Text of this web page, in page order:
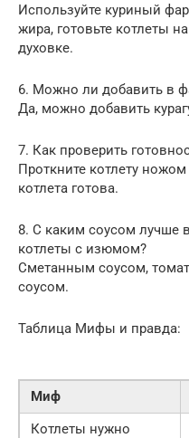
Используйте куриный
жира, готовьте котлеты
духовке.
6. Можно ли добавить в
Да, можно добавить
7. Как проверить
Проткните котлету
котлета готова.
8. С каким соусом лучше
котлеты с изюмом?
Сметанным соусом,
соусом.
Таблица Мифы и правда:
Миф
Котлеты нужно